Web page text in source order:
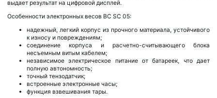
выдает результат на цифровой дисплей.
Особенности электронных весов BC SC 05:
надежный, легкий корпус из прочного материала, устойчивого
к износу и повреждениям;
соединение корпуса и расчетно-считывающего блока
несъемным витым кабелем;
независимое электрическое питание от батареек, что дает
полную автономность;
точный тензодатчик;
встроенные электронные часы;
функция взвешивания тары.